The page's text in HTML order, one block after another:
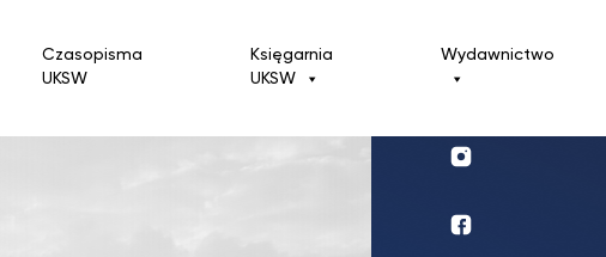
Czasopisma
UKSW
Księgarnia
UKSW
Wydawnictwo
Profil
Wydawnictwo